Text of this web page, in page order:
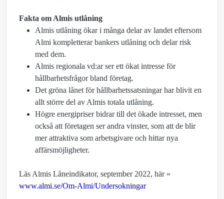
Fakta om Almis utlåning
Almis utlåning ökar i många delar av landet eftersom
Almi kompletterar bankers utlåning och delar risk
med dem.
Almis regionala vd:ar ser ett ökat intresse för
hållbarhetsfrågor bland företag.
Det gröna lånet för hållbarhetssatsningar har blivit en
allt större del av Almis totala utlåning.
Högre energipriser bidrar till det ökade intresset, men
också att företagen ser andra vinster, som att de blir
mer attraktiva som arbetsgivare och hittar nya
affärsmöjligheter.
Läs Almis Låneindikator, september 2022, här »
www.almi.se/Om-Almi/Undersokningar